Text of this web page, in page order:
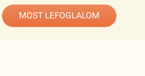
MOST LEFOGLALOM